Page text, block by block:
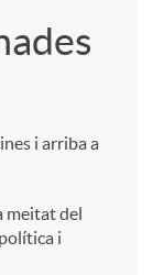
i arriba a
meitat del
i